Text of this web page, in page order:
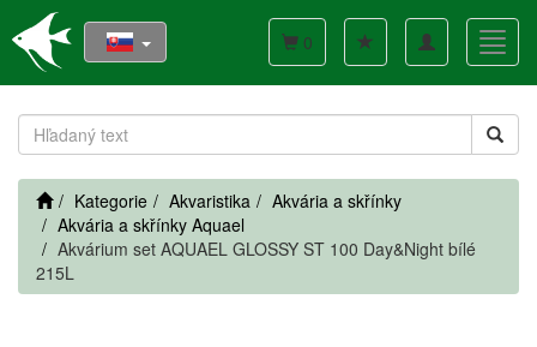
Toggle
navigation
0
Kategorie Akvaristika
Akvária a skřínky
Akvária a skřínky Aquael
Akvárium set AQUAEL GLOSSY ST 100 Day&Night bílé
215L